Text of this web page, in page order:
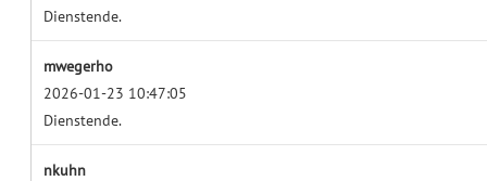
Dienstende.
mwegerho
2026-01-23 10:47:05
Dienstende.
nkuhn